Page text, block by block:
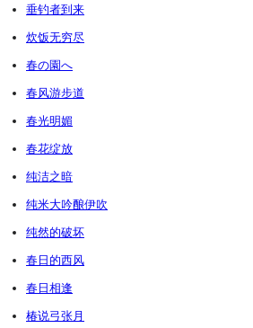
垂钓者到来
炊饭无穷尽
春の園へ
春风游步道
春光明媚
春花绽放
纯洁之暗
纯米大吟酿伊吹
纯然的破坏
春日的西风
春日相逢
椿说弓张月